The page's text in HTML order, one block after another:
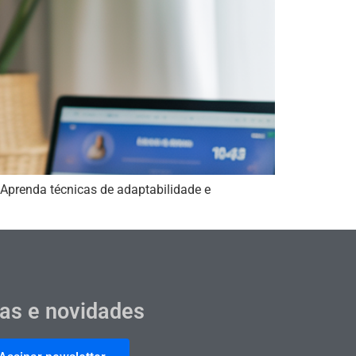
técnicas de adaptabilidade e
e novidades